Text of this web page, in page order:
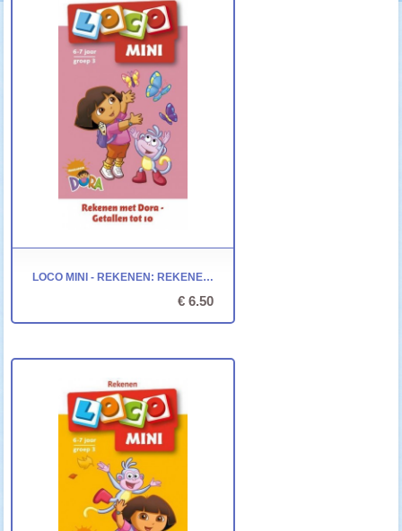
LOCO MINI - REKENEN: REKENEN MET DORA - GETALLEN TOT 10
€ 6.50